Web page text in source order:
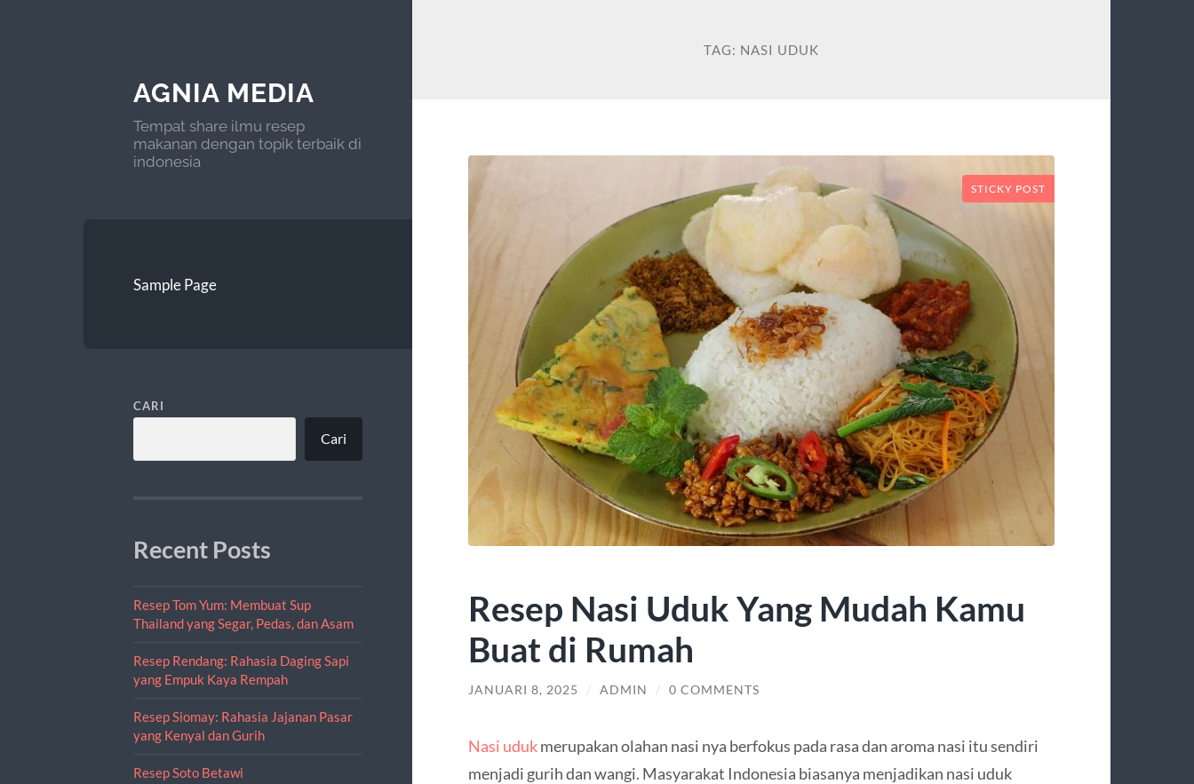
AGNIA MEDIA
Tempat share ilmu resep
makanan dengan topik terbaik di
indonesia
Sample Page
CARI
Cari
Recent Posts
Resep Tom Yum: Membuat Sup
Thailand yang Segar, Pedas, dan Asam
Resep Rendang: Rahasia Daging Sapi
yang Empuk Kaya Rempah
Resep Siomay: Rahasia Jajanan Pasar
yang Kenyal dan Gurih
Resep Soto Betawi
TAG: NASI UDUK
STICKY POST
Resep Nasi Uduk Yang Mudah Kamu
Buat di Rumah
JANUARI 8, 2025 / ADMIN / 0 COMMENTS
Nasi udukmerupakan olahan nasi nya berfokus pada rasa dan aroma nasi itu sendiri
menjadi gurih dan wangi. Masyarakat Indonesia biasanya menjadikan nasi uduk